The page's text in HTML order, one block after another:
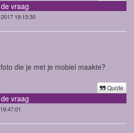
vraag
19:13:30
die je met je mobiel maakte?
Quote
vraag